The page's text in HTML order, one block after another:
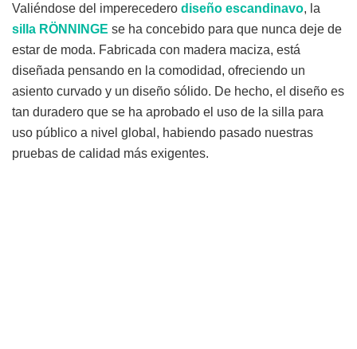
Valiéndose del imperecedero diseño escandinavo, la
silla RÖNNINGE se ha concebido para que nunca deje de
estar de moda. Fabricada con madera maciza, está
diseñada pensando en la comodidad, ofreciendo un
asiento curvado y un diseño sólido. De hecho, el diseño es
tan duradero que se ha aprobado el uso de la silla para
uso público a nivel global, habiendo pasado nuestras
pruebas de calidad más exigentes.